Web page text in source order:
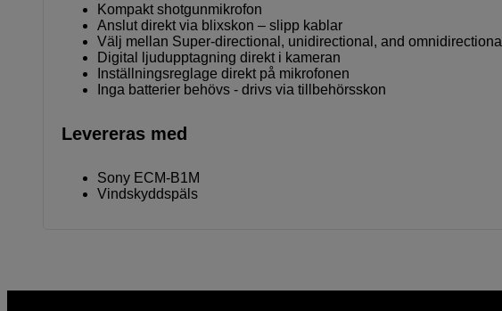
Kompakt shotgunmikrofon
Anslut direkt via blixskon – slipp kablar
Välj mellan Super-directional, unidirectional, and omnidirectional
Digital ljudupptagning direkt i kameran
Inställningsreglage direkt på mikrofonen
Inga batterier behövs - drivs via tillbehörsskon
Levereras med
Sony ECM-B1M
Vindskyddspäls